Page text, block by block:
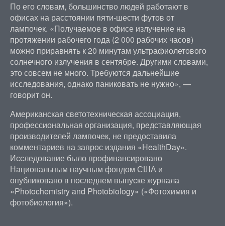
По его словам, большинство людей работают в
офисах на расстоянии пяти-шести футов от
лампочек. «Получаемое в офисе излучение на
протяжении рабочего года (2 000 рабочих часов)
можно приравнять к 20 минутам ультрафиолетового
солнечного излучения в сентябре. Другими словами,
это совсем не много. Требуются дальнейшие
исследования, однако паниковать не нужно», —
говорит он.
Американская светотехническая ассоциация,
профессиональная организация, представляющая
производителей лампочек, не предоставила
комментариев на запрос издания «HealthDay».
Исследование было профинансировано
Национальным научным фондом США и
опубликовано в последнем выпуске журнала
«Photochemistry and Photobiology» («Фотохимия и
фотобиология»).